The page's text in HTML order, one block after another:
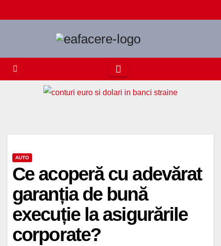
to
AUTO
Ce acoperă cu adevărat
garanția de bună
execuție la asigurările
corporate?